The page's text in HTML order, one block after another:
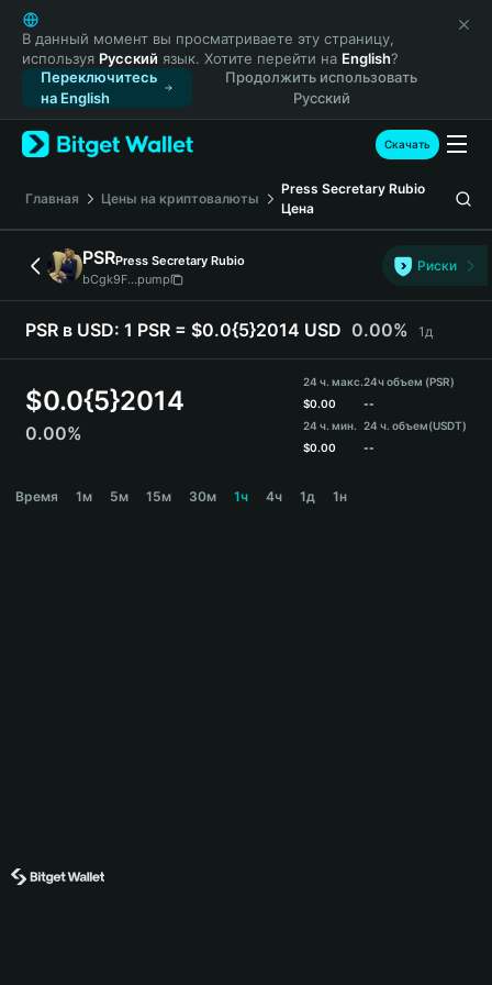
English
日本語
Tiếng Việt
Русский
Español (Latinoamérica)
Türkçe
Français
Deutsch
简体中文
繁體中文
Português (Portugal)
Bahasa Indonesia
ภาษาไทย
Español
Español (Argentina)
В данный момент вы просматриваете эту страницу,
используя Русский язык. Хотите перейти на English?
Переключитесь
на English
Продолжить использовать
Русский
Скачать
Главная Цены на криптовалюты
Press Secretary Rubio
Цена
PSRPress Secretary Rubio
bCgk9F...pump
Риски
PSR в USD: 1 PSR = $0.0{5}2014 USD 0.00% 1д
$0.0{5}2014
0.00%
24 ч. макс.
$0.00
24 ч. мин.
$0.00
24ч объем (PSR)
--
24 ч. объем(USDT)
--
Время 1м 5м 15м 30м 1ч 4ч 1д 1н